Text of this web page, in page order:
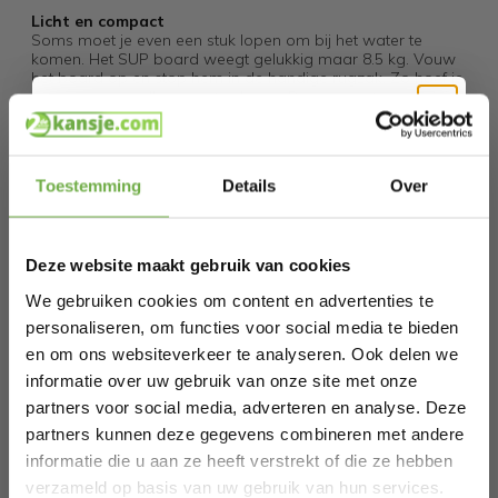
Toestemming Details Over
Deze website maakt gebruik van cookies
We gebruiken cookies om content en advertenties te
personaliseren, om functies voor social media te bieden
en om ons websiteverkeer te analyseren. Ook delen we
informatie over uw gebruik van onze site met onze
partners voor social media, adverteren en analyse. Deze
partners kunnen deze gegevens combineren met andere
informatie die u aan ze heeft verstrekt of die ze hebben
verzameld op basis van uw gebruik van hun services.
Licht en compact
Soms moet je even een stuk lopen om bij het water te
komen. Het SUP board weegt gelukkig maar 8.5 kg. Vouw
het board op en stop hem in de handige rugzak. Zo hoef je
geen zware spullen mee te slepen. De compacte rugzak is
maar 91 x 40 x 21 cm. Je kan hem dus makkelijk in
kofferbak kwijt!
Supboard (1x)
Enkelkoord (1x)
Pomp (1x)
Zitje (1x)
Reparatieset (2x PVC-plaat + moersleutel) (1x)
Handleiding (1x)
Overige specificaties
Materiaal: Stof met druppelsteek, EVA-schuim, aluminium
(peddel), Oxford-doek (rugzak)
Max. draaggewicht: 135 kg
Max. PSI pomp: 12-15 PSI
Leeglopen: +/- 5 minuten
Schrijf je in en ontvang
Bij 2dekansje.com profiteer je van
kortingen tot wel 70%.
Laat ons weten wanneer je jarig bent